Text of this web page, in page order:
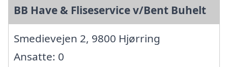
BB Have & Fliseservice v/Bent Buhelt
Smedievejen 2, 9800 Hjørring
Ansatte: 0